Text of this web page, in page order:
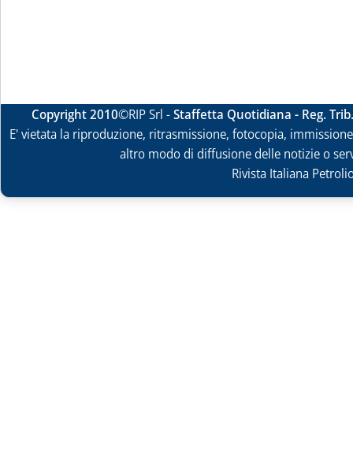
Copyright 2010©RIP Srl -Staffetta Quotidiana - Reg.
E' vietata la riproduzione, ritrasmissione, fotocopia,
altro modo di diffusione delle notizie o
Rivista Italiana